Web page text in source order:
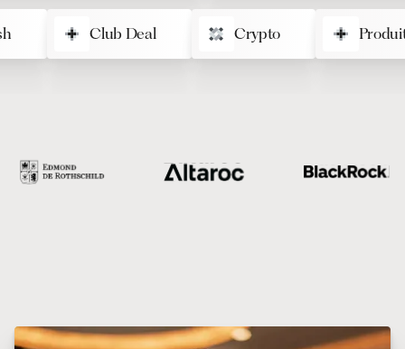
Cash Club Deal Crypto